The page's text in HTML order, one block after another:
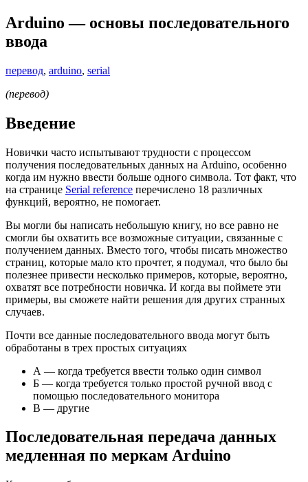
Arduino — основы последовательного
ввода
перевод, arduino, serial
(перевод)
Введение
Новички часто испытывают трудности с процессом
получения последовательных данных на Arduino, особенно
когда им нужно ввести больше одного символа. Тот факт, что
на странице Serial reference перечислено 18 различных
функций, вероятно, не помогает.
Вы могли бы написать небольшую книгу, но все равно не
смогли бы охватить все возможные ситуации, связанные с
получением данных. Вместо того, чтобы писать множество
страниц, которые мало кто прочтет, я подумал, что было бы
полезнее привести несколько примеров, которые, вероятно,
охватят все потребности новичка. И когда вы поймете эти
примеры, вы сможете найти решения для других странных
случаев.
Почти все данные последовательного ввода могут быть
обработаны в трех простых ситуациях
А — когда требуется ввести только один символ
Б — когда требуется только простой ручной ввод с
помощью последовательного монитора
В — другие
Последовательная передача данных
медленная по меркам Arduino